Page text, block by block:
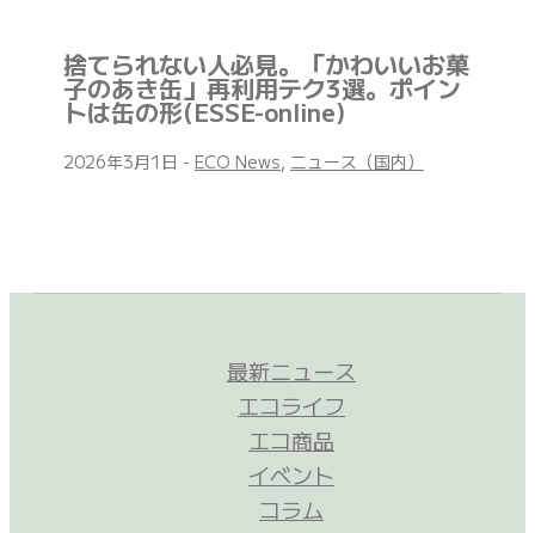
捨てられない人必見。「かわいいお菓
子のあき缶」再利用テク3選。ポイン
トは缶の形(ESSE-online)
2026年3月1日 - ECO News, ニュース（国内）
最新ニュース
エコライフ
エコ商品
イベント
コラム